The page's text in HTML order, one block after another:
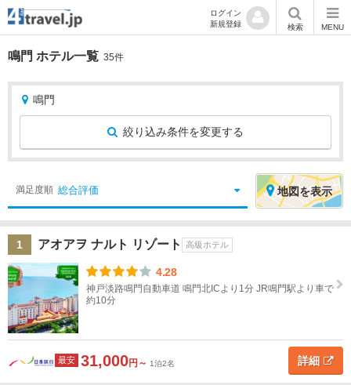
ログイン
新規登録
検索 MENU
鳴門 ホテル一覧 35件
鳴門
絞り込み条件を変更する
り
条
件
宿
泊
地
リ
選
択
北
海
満足度順 総合評価 地図を表示
1 アオアヲ ナルト リゾート 高級ホテル
4.28
神戸淡路鳴門自動車道 鳴門北ICより1分 JR鳴門駅より車で
約10分
最安 31,000円～ 1泊2名 詳細